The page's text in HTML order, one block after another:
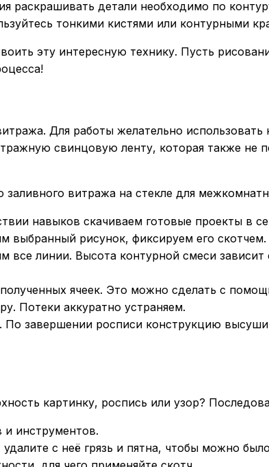
раскрашивать детали необходимо по
тонкими кистями или контурными
эту интересную технику. Пусть
Для работы желательно
свинцовую ленту, которая также
витража на стекле для
навыков скачиваем готовые проекты в
выбранный рисунок, фиксируем его скотчем.
все линии. Высота контурной смеси
ячеек. Это можно сделать с
Потеки аккуратно устраняем.
По завершении росписи конструкцию
картинку, роспись или узор?
инструментов.
с неё грязь и пятна, чтобы можно